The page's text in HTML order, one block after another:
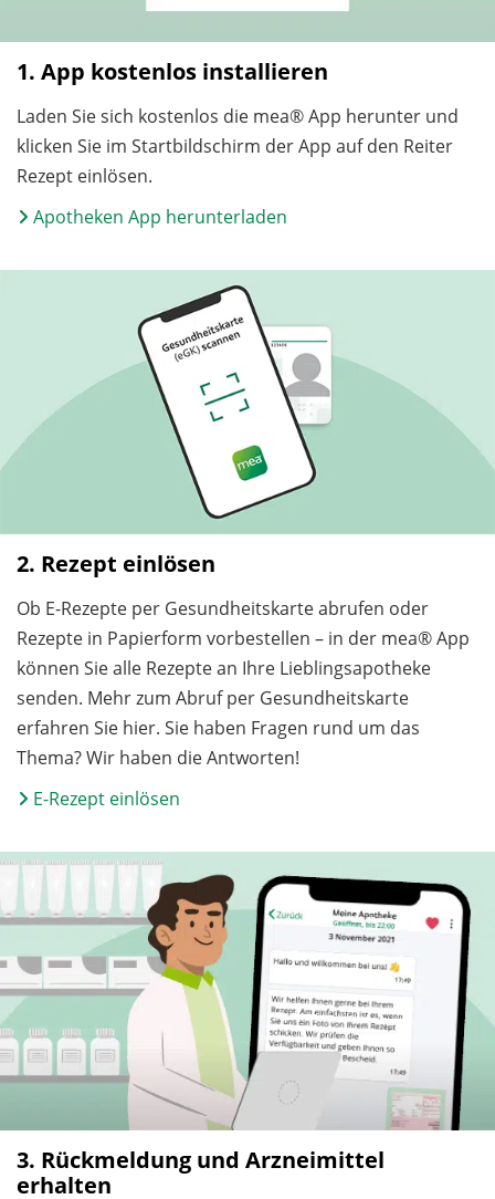
1. App kostenlos installieren
Laden Sie sich kostenlos die mea® App herunter und
klicken Sie im Startbildschirm der App auf den Reiter
Rezept einlösen.
Apotheken App herunterladen
2. Rezept einlösen
Ob E-Rezepte per Gesundheitskarte abrufen oder
Rezepte in Papierform vorbestellen – in der mea® App
können Sie alle Rezepte an Ihre Lieblingsapotheke
senden. Mehr zum Abruf per Gesundheitskarte
erfahren Sie hier. Sie haben Fragen rund um das
Thema? Wir haben die Antworten!
E-Rezept einlösen
3. Rückmeldung und Arzneimittel
erhalten